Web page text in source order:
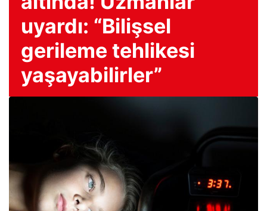
uyardı: “Bilişsel
gerileme tehlikesi
yaşayabilirler”